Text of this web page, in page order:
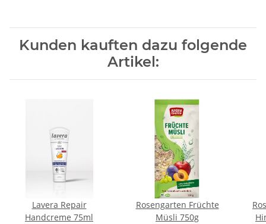
Kunden kauften dazu folgende
Artikel:
Lavera Repair
Handcreme 75ml
Rosengarten Früchte
Müsli 750g